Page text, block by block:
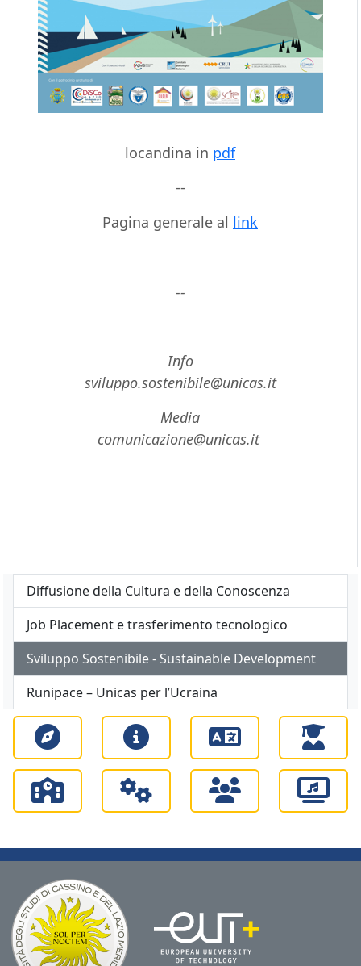
locandina in pdf
--
Pagina generale al link
--
Info
sviluppo.sostenibile@unicas.it
Media
comunicazione@unicas.it
Diffusione della Cultura e della Conoscenza
Job Placement e trasferimento tecnologico
Sviluppo Sostenibile - Sustainable Development
Runipace – Unicas per l’Ucraina